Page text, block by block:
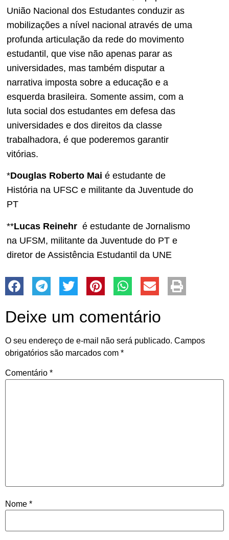
União Nacional dos Estudantes conduzir as
mobilizações a nível nacional através de uma
profunda articulação da rede do movimento
estudantil, que vise não apenas parar as
universidades, mas também disputar a
narrativa imposta sobre a educação e a
esquerda brasileira. Somente assim, com a
luta social dos estudantes em defesa das
universidades e dos direitos da classe
trabalhadora, é que poderemos garantir
vitórias.
*Douglas Roberto Mai é estudante de
História na UFSC e militante da Juventude do
PT
**Lucas Reinehr é estudante de Jornalismo
na UFSM, militante da Juventude do PT e
diretor de Assistência Estudantil da UNE
Deixe um comentário
O seu endereço de e-mail não será publicado. Campos
obrigatórios são marcados com *
Comentário *
Nome *